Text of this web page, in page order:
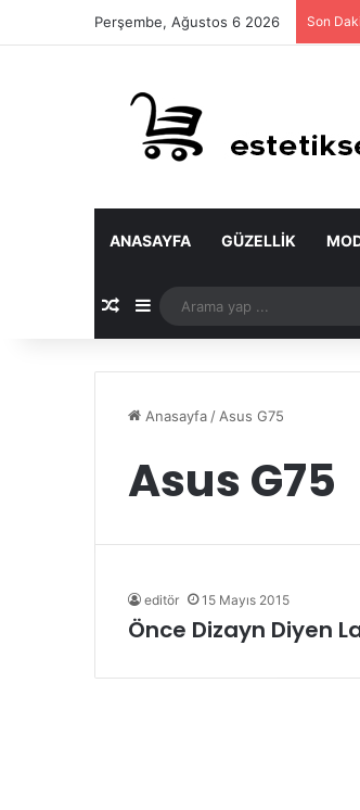
Perşembe, Ağustos 6 2026 Son
ANASAYFA GÜZELLIK
Rastgele Makale
Kenar Bölmesi
Anasayfa / Asus G75
Asus G75
editör 15 Mayıs 2015
Önce Dizayn Diyen